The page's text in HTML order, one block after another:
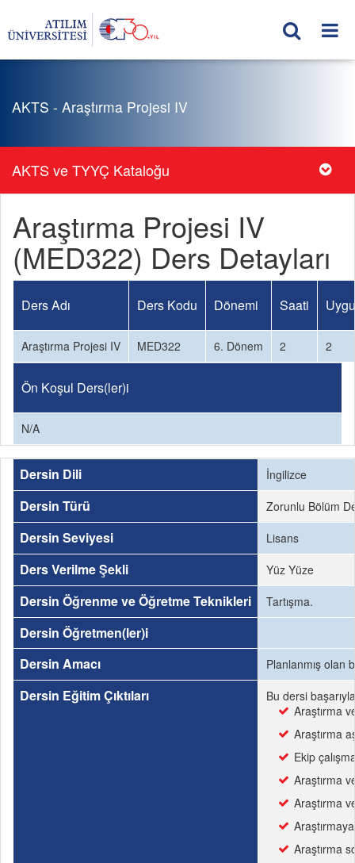
AKTS - Araştırma Projesi IV
AKTS ve TYYÇ Kataloğu
Araştırma Projesi IV
(MED322) Ders Detayları
Ders Adı Ders Kodu Dönemi Saati
Araştırma Projesi IV MED322 6. Dönem 2 2
Ön Koşul Ders(ler)i
N/A
Dersin Dili İngilizce
Dersin Türü Zorunlu Bölüm
Dersin Seviyesi Lisans
Ders Verilme Şekli Yüz Yüze
Dersin Öğrenme ve Öğretme Teknikleri Tartışma.
Dersin Öğretmen(ler)i
Dersin Amacı
Planlanmış olan
Dersin Eğitim Çıktıları
Bu dersi
Araştırma
Araştırma
Ekip
Araştırma
Araştırma
Araştırma